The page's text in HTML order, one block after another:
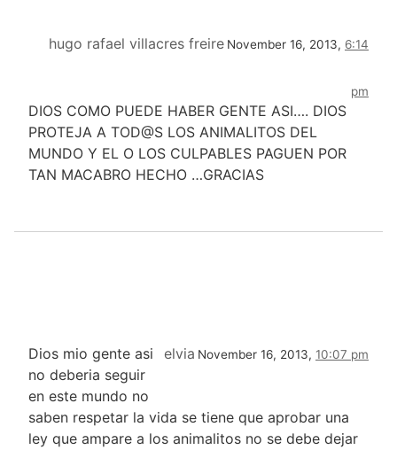
hugo rafael villacres freire November 16, 2013, 6:14
pm
DIOS COMO PUEDE HABER GENTE ASI…. DIOS
PROTEJA A TOD@S LOS ANIMALITOS DEL
MUNDO Y EL O LOS CULPABLES PAGUEN POR
TAN MACABRO HECHO …GRACIAS
elvia November 16, 2013, 10:07 pm
Dios mio gente asi
no deberia seguir
en este mundo no
saben respetar la vida se tiene que aprobar una
ley que ampare a los animalitos no se debe dejar